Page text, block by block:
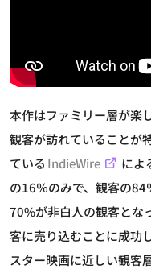
本作はファミリー層が楽
観客が訪れていることが
ている IndieWire
によ
の16％のみで、観客の84
70%が非白人の観客とな
客に売り込むことに成功
スター映画に近しい観客